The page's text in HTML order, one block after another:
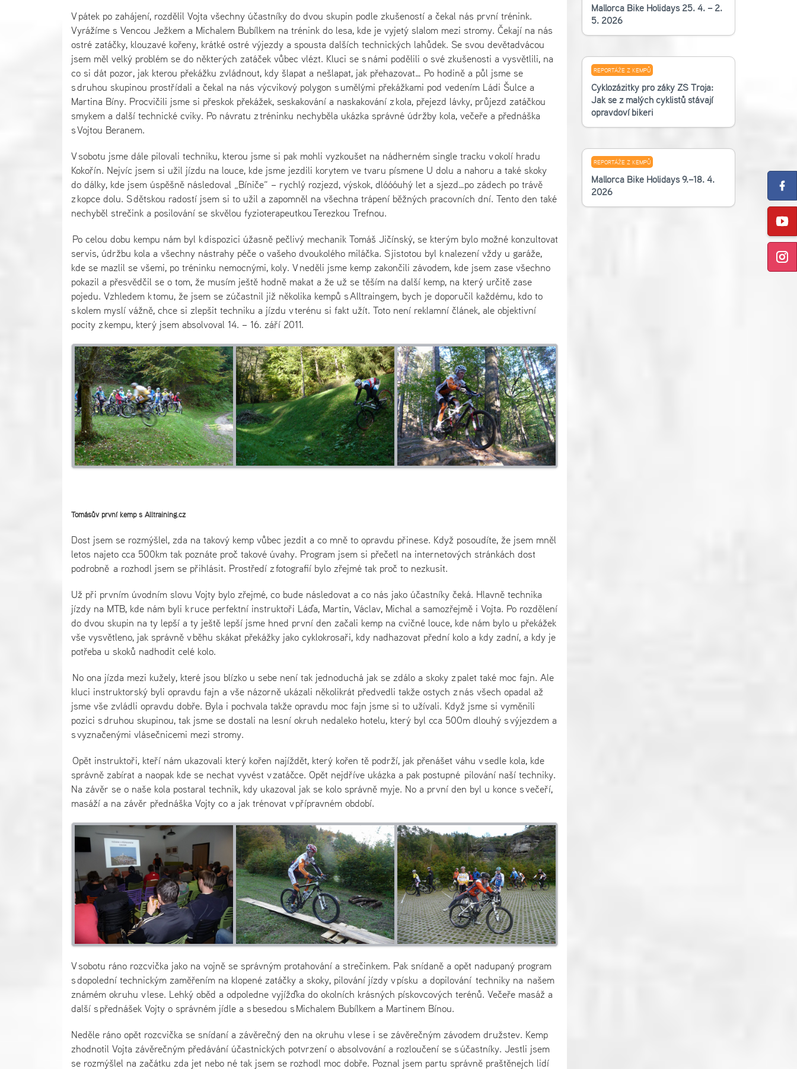
V pátek po zahájení, rozdělil Vojta všechny účastníky do dvou skupin podle zkušeností a čekal nás první trénink.
Vyrážíme s Vencou Ježkem a Michalem Bubílkem na trénink do lesa, kde je vyjetý slalom mezi stromy. Čekají na nás
ostré zatáčky, klouzavé kořeny, krátké ostré výjezdy a spousta dalších technických lahůdek. Se svou devětadvácou
jsem měl velký problém se do některých zatáček vůbec vlézt. Kluci se s námi podělili o své zkušenosti a vysvětlili, na
co si dát pozor, jak kterou překážku zvládnout, kdy šlapat a nešlapat, jak přehazovat… Po hodině a půl jsme se
s druhou skupinou prostřídali a čekal na nás výcvikový polygon s umělými překážkami pod vedením Ládi Šulce a
Martina Bíny. Procvičili jsme si přeskok překážek, seskakování a naskakování z kola, přejezd lávky, průjezd zatáčkou
smykem a další technické cviky. Po návratu z tréninku nechyběla ukázka správné údržby kola, večeře a přednáška
s Vojtou Beranem.
V sobotu jsme dále pilovali techniku, kterou jsme si pak mohli vyzkoušet na nádherném single tracku v okolí hradu
Kokořín. Nejvíc jsem si užil jízdu na louce, kde jsme jezdili korytem ve tvaru písmene U dolu a nahoru a také skoky
do dálky, kde jsem úspěšně následoval „Bíniče“ – rychlý rozjezd, výskok, dlóóóuhý let a sjezd…po zádech po trávě
z kopce dolu. S dětskou radostí jsem si to užil a zapomněl na všechna trápení běžných pracovních dní. Tento den také
nechyběl strečink a posilování se skvělou fyzioterapeutkou Terezkou Trefnou.
Po celou dobu kempu nám byl k dispozici úžasně pečlivý mechanik Tomáš Jičínský, se kterým bylo možné konzultovat
servis, údržbu kola a všechny nástrahy péče o vašeho dvoukolého miláčka. S jistotou byl k nalezení vždy u garáže,
kde se mazlil se všemi, po tréninku nemocnými, koly. V neděli jsme kemp zakončili závodem, kde jsem zase všechno
pokazil a přesvědčil se o tom, že musím ještě hodně makat a že už se těším na další kemp, na který určitě zase
pojedu. Vzhledem k tomu, že jsem se zúčastnil již několika kempů s Alltraingem, bych je doporučil každému, kdo to
s kolem myslí vážně, chce si zlepšit techniku a jízdu v terénu si fakt užít. Toto není reklamní článek, ale objektivní
pocity z kempu, který jsem absolvoval 14. – 16. září 2011.
Tomášův první kemp s Alltraining.cz
Dost jsem se rozmýšlel, zda na takový kemp vůbec jezdit a co mně to opravdu přinese. Když posoudíte, že jsem mněl
letos najeto cca 500km tak poznáte proč takové úvahy. Program jsem si přečetl na internetových stránkách dost
podrobně a rozhodl jsem se přihlásit. Prostředí z fotografií bylo zřejmé tak proč to nezkusit.
Už při prvním úvodním slovu Vojty bylo zřejmé, co bude následovat a co nás jako účastníky čeká. Hlavně technika
jízdy na MTB, kde nám byli k ruce perfektní instruktoři Láďa, Martin, Václav, Michal a samozřejmě i Vojta. Po rozdělení
do dvou skupin na ty lepší a ty ještě lepší jsme hned první den začali kemp na cvičné louce, kde nám bylo u překážek
vše vysvětleno, jak správně v běhu skákat překážky jako cyklokrosaři, kdy nadhazovat přední kolo a kdy zadní, a kdy je
potřeba u skoků nadhodit celé kolo.
No ona jízda mezi kužely, které jsou blízko u sebe není tak jednoduchá jak se zdálo a skoky z palet také moc fajn. Ale
kluci instruktorský byli opravdu fajn a vše názorně ukázali několikrát předvedli takže ostych z nás všech opadal až
jsme vše zvládli opravdu dobře. Byla i pochvala takže opravdu moc fajn jsme si to užívali. Když jsme si vyměnili
pozici s druhou skupinou, tak jsme se dostali na lesní okruh nedaleko hotelu, který byl cca 500m dlouhý s výjezdem a
s vyznačenými vlásečnicemi mezi stromy.
Opět instruktoři, kteří nám ukazovali který kořen najíždět, který kořen tě podrží, jak přenášet váhu v sedle kola, kde
správně zabírat a naopak kde se nechat vyvést v zatáčce. Opět nejdříve ukázka a pak postupné pilování naší techniky.
Na závěr se o naše kola postaral technik, kdy ukazoval jak se kolo správně myje. No a první den byl u konce s večeří,
masáží a na závěr přednáška Vojty co a jak trénovat v přípravném období.
V sobotu ráno rozcvička jako na vojně se správným protahování a strečinkem. Pak snídaně a opět nadupaný program
s dopolední technickým zaměřením na klopené zatáčky a skoky, pilování jízdy v písku a dopilování techniky na našem
známém okruhu v lese. Lehký oběd a odpoledne vyjížďka do okolních krásných pískovcových terénů. Večeře masáž a
další s přednášek Vojty o správném jídle a s besedou s Michalem Bubílkem a Martinem Bínou.
Neděle ráno opět rozcvička se snídaní a závěrečný den na okruhu v lese i se závěrečným závodem družstev. Kemp
zhodnotil Vojta závěrečným předávání účastnických potvrzení o absolvování a rozloučení se s účastníky. Jestli jsem
se rozmýšlel na začátku zda jet nebo né tak jsem se rozhodl moc dobře. Poznal jsem partu správně praštěnejch lidí
Mallorca Bike Holidays 25. 4. – 2.
5. 2026
REPORTÁŽE Z KEMPŮ
Cyklozážitky pro žáky ZŠ Troja:
Jak se z malých cyklistů stávají
opravdoví bikeři
REPORTÁŽE Z KEMPŮ
Mallorca Bike Holidays 9.–18. 4.
2026